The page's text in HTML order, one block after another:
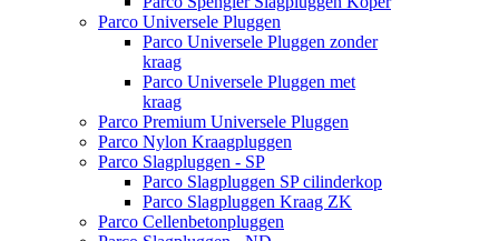
Parco Universele Pluggen
Parco Universele Pluggen zonder
kraag
Parco Universele Pluggen met
kraag
Parco Premium Universele Pluggen
Parco Nylon Kraagpluggen
Parco Slagpluggen - SP
Parco Slagpluggen SP cilinderkop
Parco Slagpluggen Kraag ZK
Parco Cellenbetonpluggen